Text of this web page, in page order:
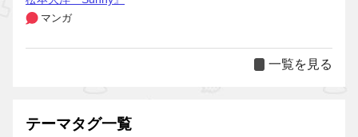
マンガ
一覧を見る
テーマタグ一覧